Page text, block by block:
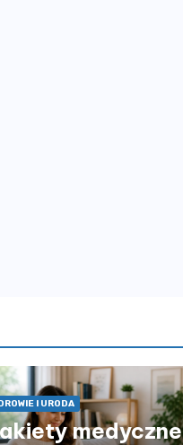
I URODA
medyczne